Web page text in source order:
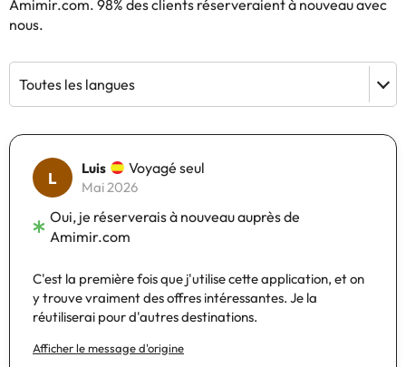
Amimir.com. 98% des clients réserveraient à nouveau avec
nous.